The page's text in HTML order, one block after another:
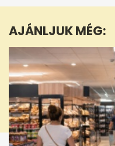
1
50
seconds
AJÁNLJUK MÉG: